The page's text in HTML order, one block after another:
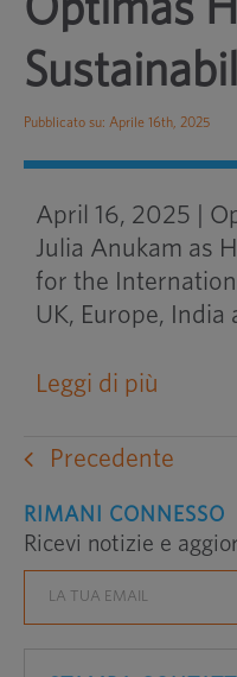
Optimas
Pubblicato su: Aprile 16th, 2025
April 16, 2025 |
Julia Anukam as
for the
UK, Europe, India
Leggi di più
Precedente
RIMANI CONNESSO
Ricevi notizie e